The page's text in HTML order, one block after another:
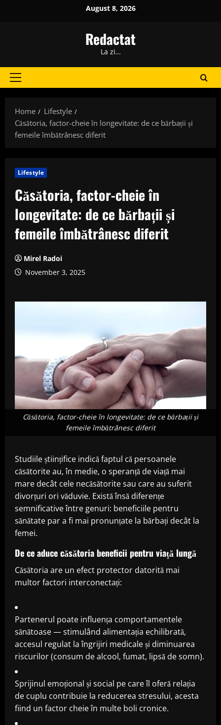
August 8, 2026
Redactat
La zi…
Primary
Home
Lifestyle
Căsătoria, factor-cheie în longevitate: de ce bărbații și
femeile îmbătrânesc diferit
Lifestyle
Căsătoria, factor-cheie în
longevitate: de ce bărbații și
femeile îmbătrânesc diferit
Mirel Radoi
November 3, 2025
Căsătoria, factor-cheie în longevitate: de ce bărbații și
femeile îmbătrânesc diferit
Studiile științifice indică faptul că persoanele
căsătorite au, în medie, o speranță de viață mai
mare decât cele necăsătorite sau care au suferit
divorțuri ori văduvie. Există însă diferențe
semnificative între genuri: beneficiile pentru
sănătate par a fi mai pronunțate la bărbați decât la
femei.
De ce aduce căsătoria beneficii pentru viață lungă
Căsătoria are un efect protector datorită mai
multor factori interconectați:
Partenerul poate influența comportamentele
sănătoase — stimulând alimentația echilibrată,
accesul regulat la îngrijiri medicale și diminuarea
riscurilor (consum de alcool, fumat, lipsă de somn).
Sprijinul emoțional și social pe care îl oferă relația
de cuplu contribuie la reducerea stresului, acesta
fiind un factor cheie în multe boli cronice.